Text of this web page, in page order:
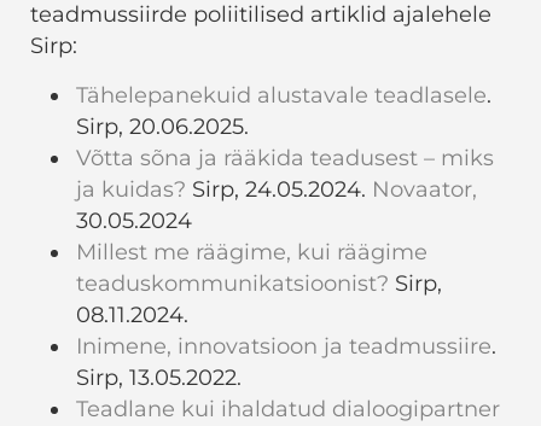
teadmussiirde poliitilised artiklid ajalehele
Sirp:
Tähelepanekuid alustavale teadlasele.
Sirp, 20.06.2025.
Võtta sõna ja rääkida teadusest – miks
ja kuidas? Sirp, 24.05.2024. Novaator,
30.05.2024
Millest me räägime, kui räägime
teaduskommunikatsioonist? Sirp,
08.11.2024.
Inimene, innovatsioon ja teadmussiire.
Sirp, 13.05.2022.
Teadlane kui ihaldatud dialoogipartner